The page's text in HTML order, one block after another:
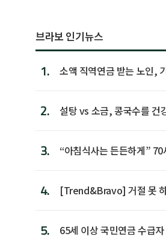
브라보 인기뉴스
1.
소액 직역연금 받는 노인,
2. 설탕 vs 소금, 콩국수를 건
3.
“아침식사는 든든하게”
4.
[Trend&Bravo] 거절 못
5. 65세 이상 국민연금 수급